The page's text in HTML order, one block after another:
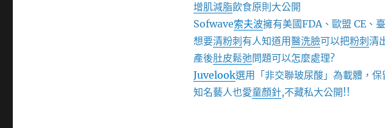
增肌減脂飲食原則大公開
Sofwave索夫波擁有美國FDA、歐盟 CE、
想要清粉刺 有人知道用醫洗臉可以把粉刺 清
產後肚皮鬆弛問題可以怎麼處理?
Juvelook選用「非交聯玻尿酸」為載體，
知名藝人也愛童顏針,不藏私大公開!!